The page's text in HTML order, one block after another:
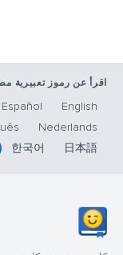
اقرأ عن رموز تعبيرية
English
Español
Nederlands
日本語
한국어